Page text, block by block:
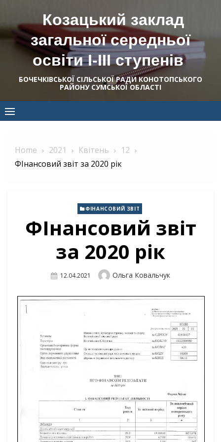
content
Козацький заклад
загальної середньої
освіти І-ІІІ ступенів
БОЧЕЧКІВСЬКОЇ СІЛЬСЬКОЇ РАДИ КОНОТОПСЬКОГО
РАЙОНУ СУМСЬКОЇ ОБЛАСТІ
Home 2021 Квітень
12
ФІнансовий звіт за 2020 рік
ФІНАНСОВИЙ ЗВІТ
ФІнансовий звіт
за 2020 рік
Posted
12.04.2021 Author
Ольга Ковальчук